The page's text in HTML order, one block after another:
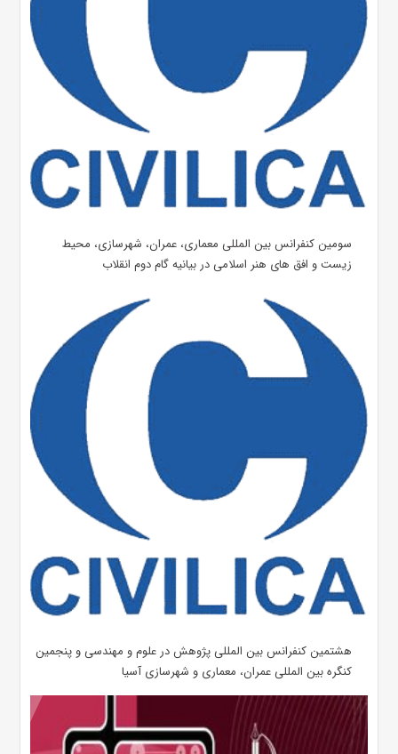
سومین کنفرانس بین المللی معماری، عمران، شهرسازی، محیط
زیست و افق های هنر اسلامی در بیانیه گام دوم انقلاب
هشتمین کنفرانس بین المللی پژوهش در علوم و مهندسی و پنجمین
کنگره بین المللی عمران، معماری و شهرسازی آسیا